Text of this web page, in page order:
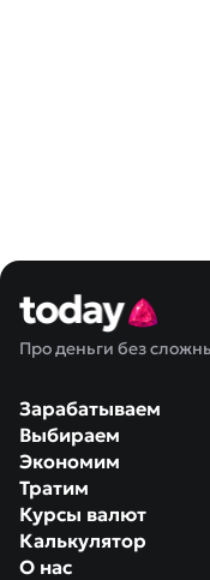
Про деньги без
Зарабатываем
Выбираем
Экономим
Тратим
Курсы валют
Калькулятор
О нас